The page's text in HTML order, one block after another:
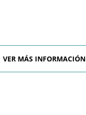
VER MÁS INFORMACIÓN